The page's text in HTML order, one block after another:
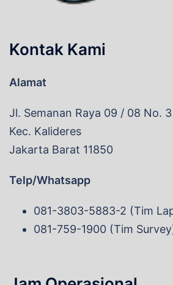
Kontak Kami
Alamat
Jl. Semanan Raya 09 / 08 No.
Kec. Kalideres
Jakarta Barat 11850
Telp/Whatsapp
081-3803-5883-2 (Tim
081-759-1900 (Tim